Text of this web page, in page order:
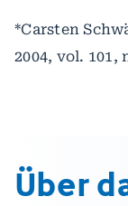
*Carsten
2004, vol. 101,
Über